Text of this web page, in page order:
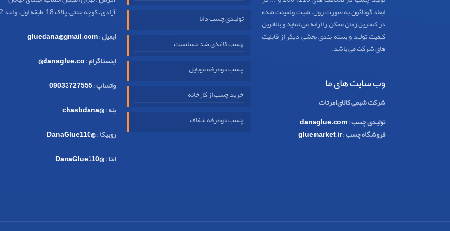
ابعاد گوناگون به صورت رول، شیت و لمینت شده
در کمترین زمان ممکن را ارائه می نماید و بالاترین
کیفیت تولید و بسته بندی بخشی دیگر از قابلیت
های شرکت می باشد.
وب سایت های ما
شرکت شیمی کالای امرتات
تولیدی چسب:
danaglue.com
فروشگاه چسب:
gluemarket.ir
تولیدی چسب دانا
چسب کاغذی ضد حساسیت
چسب دوطرفه موبایل
خرید چسب از کارخانه
چسب دوطرفه شفاف
آزادی، کوچه جنتی، پلاک 18، طبقه اول، واحد 32
ایمیل:
gluedana@gmail.com
اینستاگرام:
danaglue.co@
واتساپ:
09033727555
بله:
@chasbdana
روبیکا:
@DanaGlue110
ایتا:
@DanaGlue110